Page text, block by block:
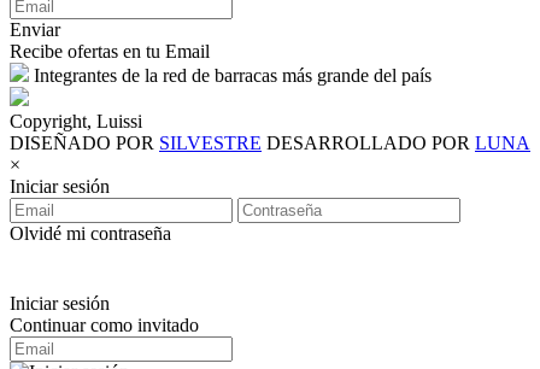
Enviar
Recibe ofertas en tu Email
Integrantes de la red de barracas más grande del país
Copyright, Luissi
DISEÑADO POR SILVESTRE DESARROLLADO POR LUNA
×
Iniciar sesión
Olvidé mi contraseña
Iniciar sesión
Continuar como invitado